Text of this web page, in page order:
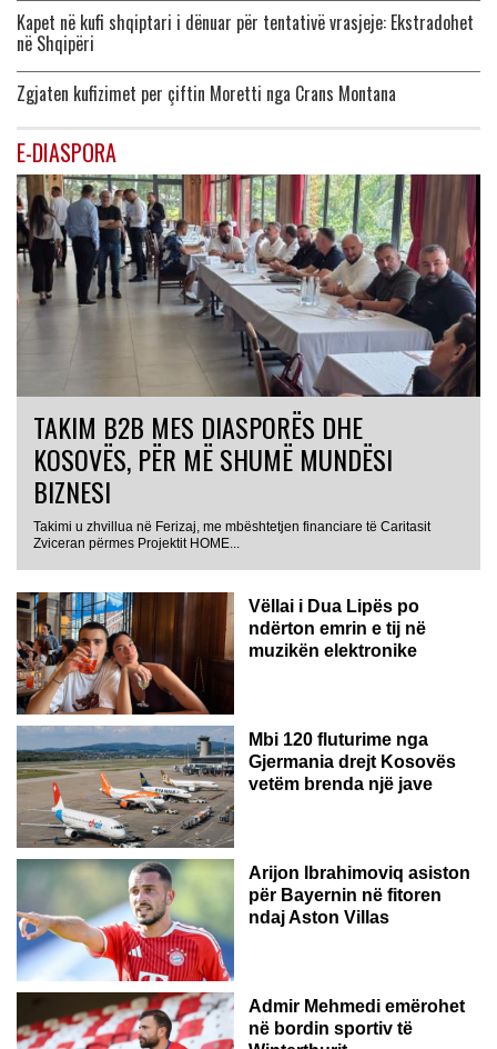
Kapet në kufi shqiptari i dënuar për tentativë vrasjeje: Ekstradohet
në Shqipëri
Zgjaten kufizimet per çiftin Moretti nga Crans Montana
E-DIASPORA
TAKIM B2B MES DIASPORËS DHE
KOSOVËS, PËR MË SHUMË MUNDËSI
BIZNESI
Takimi u zhvillua në Ferizaj, me mbështetjen financiare të Caritasit
Zviceran përmes Projektit HOME...
Vëllai i Dua Lipës po
ndërton emrin e tij në
muzikën elektronike
GJERMANI
Mbi 120 fluturime nga
Gjermania drejt Kosovës
vetëm brenda një jave
Arijon Ibrahimoviq asiston
për Bayernin në fitoren
ndaj Aston Villas
ZVICËR
Admir Mehmedi emërohet
në bordin sportiv të